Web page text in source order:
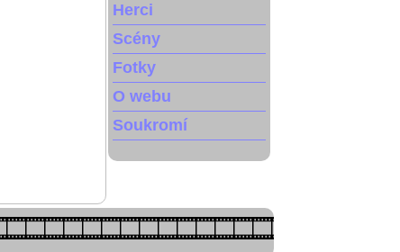
Herci
Scény
Fotky
O webu
Soukromí